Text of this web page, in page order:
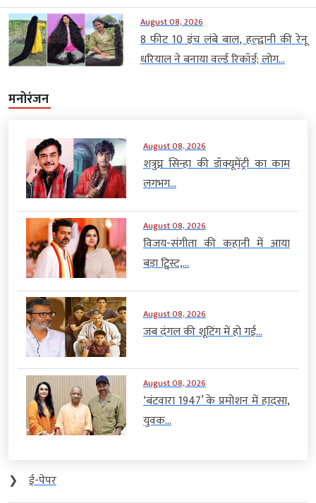
August 08, 2026
8 फीट 10 इंच लंबे बाल, हल्द्वानी की रेनू
धरियाल ने बनाया वर्ल्ड रिकॉर्ड; लोग...
मनोरंजन
August 08, 2026
शत्रुघ्न सिन्हा की डॉक्यूमेंट्री का काम
लगभग...
August 08, 2026
विजय-संगीता की कहानी में आया
बड़ा ट्विस्ट,...
August 08, 2026
जब दंगल की शूटिंग में हो गई...
August 08, 2026
‘बंटवारा 1947’ के प्रमोशन में हादसा,
युवक...
❯
ई-पेपर